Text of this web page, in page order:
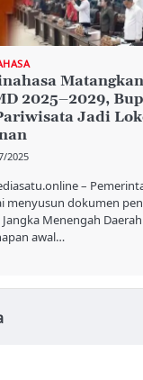
2025–2029,
Jadi
2025
–
menyusun dokumen
Menengah Daerah
awal…